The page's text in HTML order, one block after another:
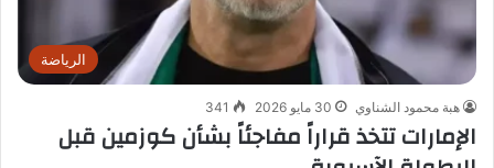
الرياضة
هبة محمود الشناوي 30 مايو 2026 341
الإمارات تتخذ قراراً مفاجئاً بشأن كوزمين قبل